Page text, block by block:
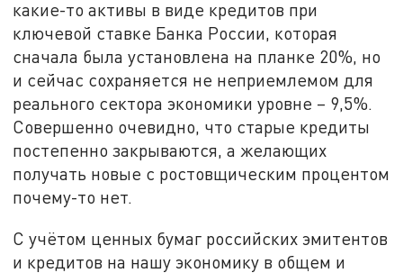
какие-то активы в виде кредитов при
ключевой ставке Банка России, которая
сначала была установлена на планке 20%, но
и сейчас сохраняется не неприемлемом для
реального сектора экономики уровне – 9,5%.
Совершенно очевидно, что старые кредиты
постепенно закрываются, а желающих
получать новые с ростовщическим процентом
почему-то нет.
С учётом ценных бумаг российских эмитентов
и кредитов на нашу экономику в общем и